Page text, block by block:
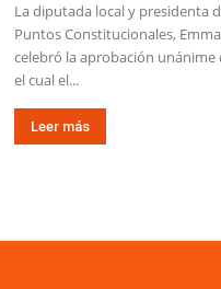
La diputada local y presidenta
Puntos Constitucionales,
celebró la aprobación
el cual el...
Leer más